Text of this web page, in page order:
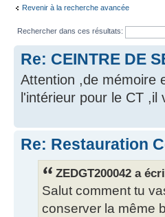
Revenir à la recherche avancée
Rechercher dans ces résultats:
Re: CEINTRE DE
Attention ,de mémoire
l'intérieur pour le CT
Re: Restauration
ZEDGT200042 a
Salut comment tu
conserver la même